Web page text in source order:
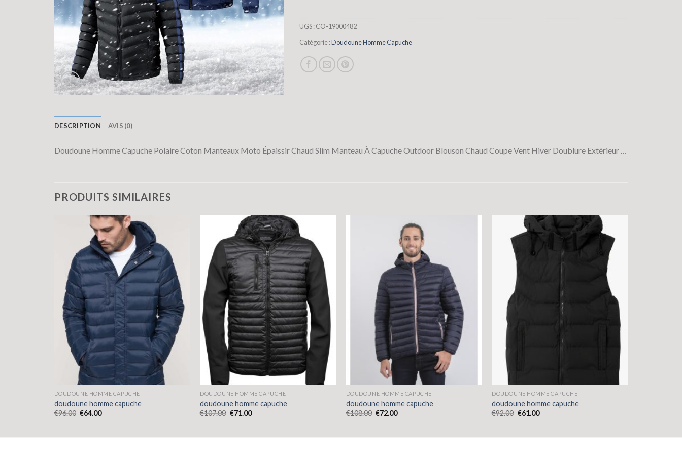
UGS :CO-19000482
Catégorie :Doudoune Homme Capuche
DESCRIPTION AVIS (0)
Doudoune Homme Capuche Polaire Coton Manteaux Moto Épaissir Chaud Slim Manteau À Capuche Outdoor Blouson Chaud Coupe Vent Hiver Doublure Extérieur …
PRODUITS SIMILAIRES
DOUDOUNE HOMME CAPUCHE
doudoune homme capuche
€96.00 €64.00
DOUDOUNE HOMME CAPUCHE
doudoune homme capuche
€107.00 €71.00
DOUDOUNE HOMME CAPUCHE
doudoune homme capuche
€108.00 €72.00
DOUDOUNE HOMME CAPUCHE
doudoune homme capuche
€92.00 €61.00